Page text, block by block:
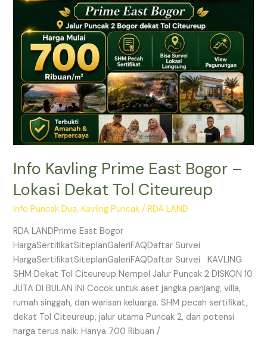
Info Kavling Prime East Bogor –
Lokasi Dekat Tol Citeureup
Info Puncak Dua,Kavling Puncak /RDA LAND
RDA LANDPrime East Bogor
HargaSertifikatSiteplanGaleriFAQDaftar Survei
HargaSertifikatSiteplanGaleriFAQDaftar Survei KAVLING
SHM Dekat Tol Citeureup Nempel Jalur Puncak 2 DISKON 10
JUTA DI BULAN INI Cocok untuk aset jangka panjang, villa,
rumah singgah, dan warisan keluarga. SHM pecah sertifikat,
dekat Tol Citeureup, jalur utama Puncak 2, dan potensi
harga terus naik. Hanya 700 Ribuan /
East
Lokasi
Dekat
Tol
Citeureup